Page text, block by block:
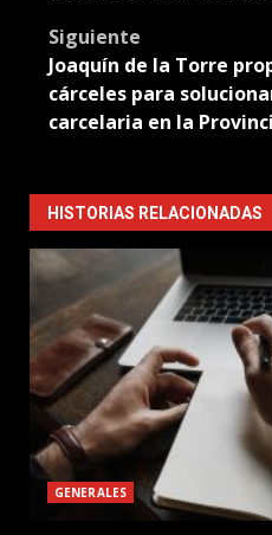
Siguiente
Joaquín de la Torre
cárceles para
carcelaria en la
HISTORIAS RELACIONADAS
GENERALES